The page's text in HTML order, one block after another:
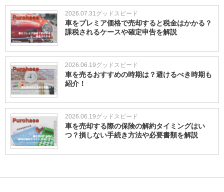
2026.07.31 グッドスピード
車をプレミア価格で売却すると税金はかかる？
課税されるケースや確定申告を解説
2026.06.19グッドスピード
車を売るおすすめの時期は？避けるべき時期も
紹介！
2026.06.19グッドスピード
車を売却する際の保険の解約タイミングはい
つ？損しない手続き方法や必要書類を解説